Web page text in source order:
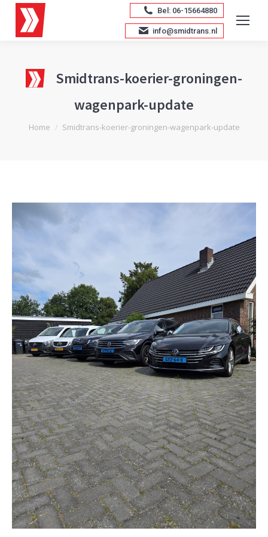
Bel: 06-15664880
info@smidtrans.nl
Smidtrans-koerier-groningen-
wagenpark-update
Je bent hier:
Home Smidtrans-koerier-groningen-wagenpark-update